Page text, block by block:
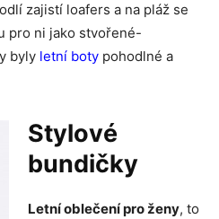
zajistí loafers a na pláž se
pro ni jako stvořené-
byly letní boty pohodlné a
Stylové
bundičky
Letní oblečení pro ženy, to